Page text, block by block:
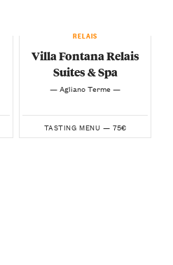
RELAIS
Villa Fontana Relais
Suites & Spa
— Agliano Terme —
TASTING MENU — 75€